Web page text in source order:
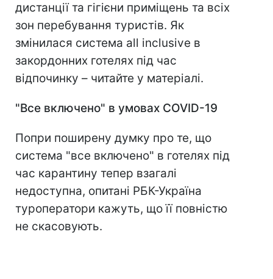
дистанції та гігієни приміщень та всіх
зон перебування туристів. Як
змінилася система all inclusive в
закордонних готелях під час
відпочинку – читайте у матеріалі.
"Все включено" в умовах COVID-19
Попри поширену думку про те, що
система "все включено" в готелях під
час карантину тепер взагалі
недоступна, опитані РБК-Україна
туроператори кажуть, що її повністю
не скасовують.